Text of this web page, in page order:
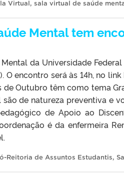
Virtual, sala virtual de saúde
Mental tem
da Universidade
O encontro será às 14h, no
Outubro têm como tema
de natureza preventiva e
de Apoio ao
é da enfermeira
Reitoria de Assuntos Estudantis,